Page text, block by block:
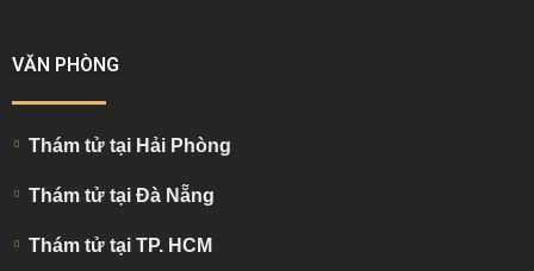
VĂN PHÒNG
Thám tử tại Hải Phòng
Thám tử tại Đà Nẵng
Thám tử tại TP. HCM